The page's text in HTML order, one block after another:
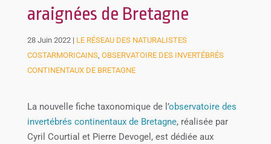
araignées de Bretagne
28 Juin 2022| LE RÉSEAU DES NATURALISTES
COSTARMORICAINS, OBSERVATOIRE DES INVERTÉBRÉS
CONTINENTAUX DE BRETAGNE
La nouvelle fiche taxonomique de l’observatoire des
invertébrés continentaux de Bretagne, réalisée par
Cyril Courtial et Pierre Devogel, est dédiée aux